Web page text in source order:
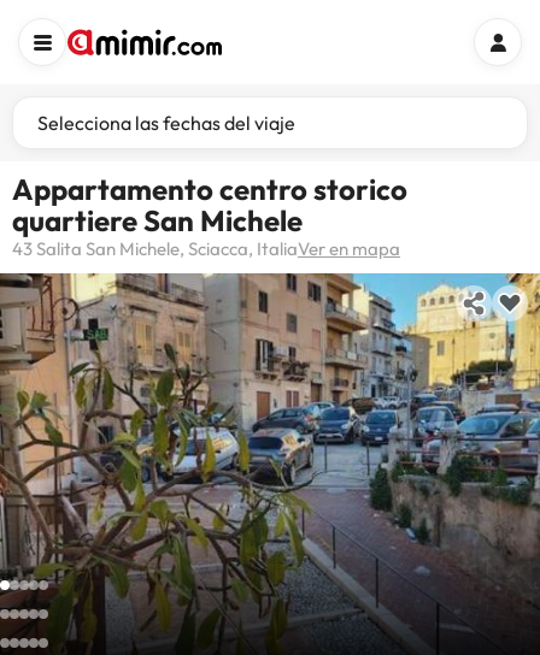
Selecciona las fechas del viaje
Appartamento centro storico
quartiere San Michele
43 Salita San Michele, Sciacca, ItaliaVer en mapa